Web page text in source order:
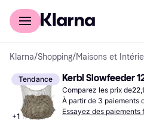
Acheter avec Klarna
Klarna/Shopping/Maisons et
Tendance
+1
Kerbl Slowfeeder
Comparez les prix de
À partir de 3 paiements
Essayez des paiements